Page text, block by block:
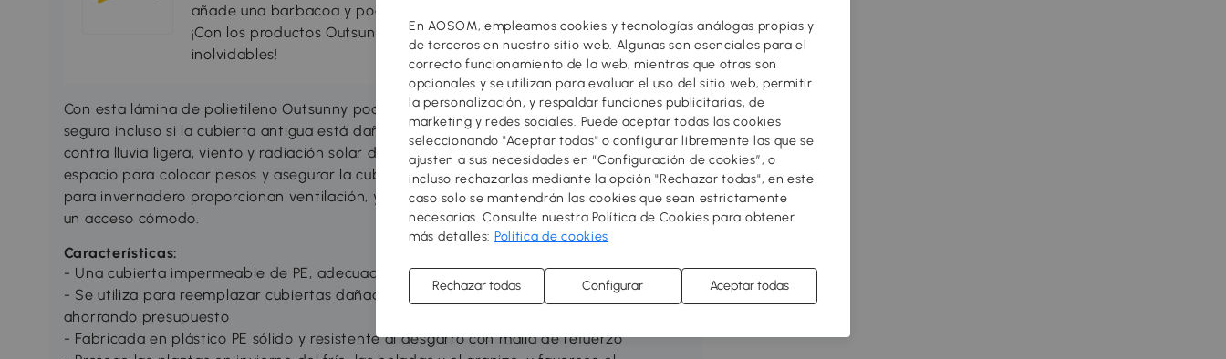
añade una barbacoa y podrás disfrutar al máximo del aire libre
¡Con los productos Outsunny tus eventos y fiestas serán
inolvidables!
Con esta lámina de polietileno Outsunny podrá seguir cultivando sus plantas de forma
segura incluso si la cubierta antigua está dañada. El tejido de malla de PE protege
contra lluvia ligera, viento y radiación solar directa. El borde inferior de 15 cm ofrece
espacio para colocar pesos y asegurar la cubierta. 6 ventanas enrollables de la lona
para invernadero proporcionan ventilación, y una gran puerta con cremallera permite
un acceso cómodo.
Características:
- Una cubierta impermeable de PE, adecuada para un invernadero tipo túnel
- Se utiliza para reemplazar cubiertas dañadas, alargando la vida útil del producto y
ahorrando presupuesto
- Fabricada en plástico PE sólido y resistente al desgarro con malla de refuerzo
En AOSOM, empleamos cookies y tecnologías análogas propias y
de terceros en nuestro sitio web. Algunas son esenciales para el
correcto funcionamiento de la web, mientras que otras son
opcionales y se utilizan para evaluar el uso del sitio web, permitir
la personalización, y respaldar funciones publicitarias, de
marketing y redes sociales. Puede aceptar todas las cookies
seleccionando "Aceptar todas" o configurar libremente las que se
ajusten a sus necesidades en “Configuración de cookies”, o
incluso rechazarlas mediante la opción "Rechazar todas", en este
caso solo se mantendrán las cookies que sean estrictamente
necesarias. Consulte nuestra Política de Cookies para obtener
más detalles: Política de cookies
Rechazar todas Configurar Aceptar todas